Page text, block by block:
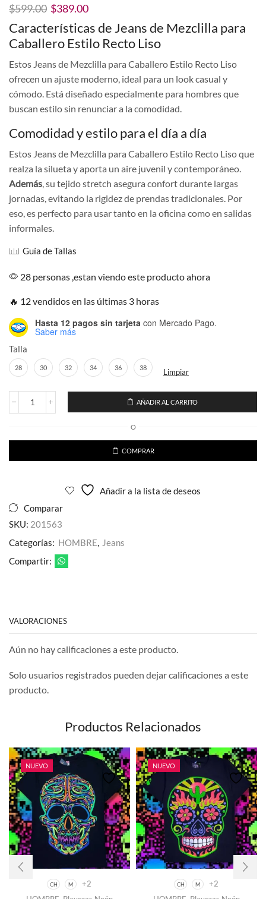
$599.00 El
precio
original
era:
$389.00El
precio
actual
es:
Características de Jeans de Mezclilla para
Caballero Estilo Recto Liso
Estos Jeans de Mezclilla para Caballero Estilo Recto Liso
ofrecen un ajuste moderno, ideal para un look casual y
cómodo. Está diseñado especialmente para hombres que
buscan estilo sin renunciar a la comodidad.
Comodidad y estilo para el día a día
Estos Jeans de Mezclilla para Caballero Estilo Recto Liso que
realza la silueta y aporta un aire juvenil y contemporáneo.
Además, su tejido stretch asegura confort durante largas
jornadas, evitando la rigidez de prendas tradicionales. Por
eso, es perfecto para usar tanto en la oficina como en salidas
informales.
Guía de Tallas
28 personas ,estan viendo este producto ahora
🔥 12 vendidos en las últimas 3 horas
Hasta 12 pagos sin tarjeta con Mercado Pago.
Saber más
Talla
28 30 32 34 36 38 Limpiar
Jeans
para
Estilo
AÑADIR AL CARRITO
O
COMPRAR
Añadir a la lista de deseos
Comparar
SKU: 201563
Categorías: HOMBRE, Jeans
Compartir:
VALORACIONES
Aún no hay calificaciones a este producto.
Solo usuarios registrados pueden dejar calificaciones a este
producto.
Productos Relacionados
NUEVO
CH M
+2
Este
NUEVO
CH M
+2
Este